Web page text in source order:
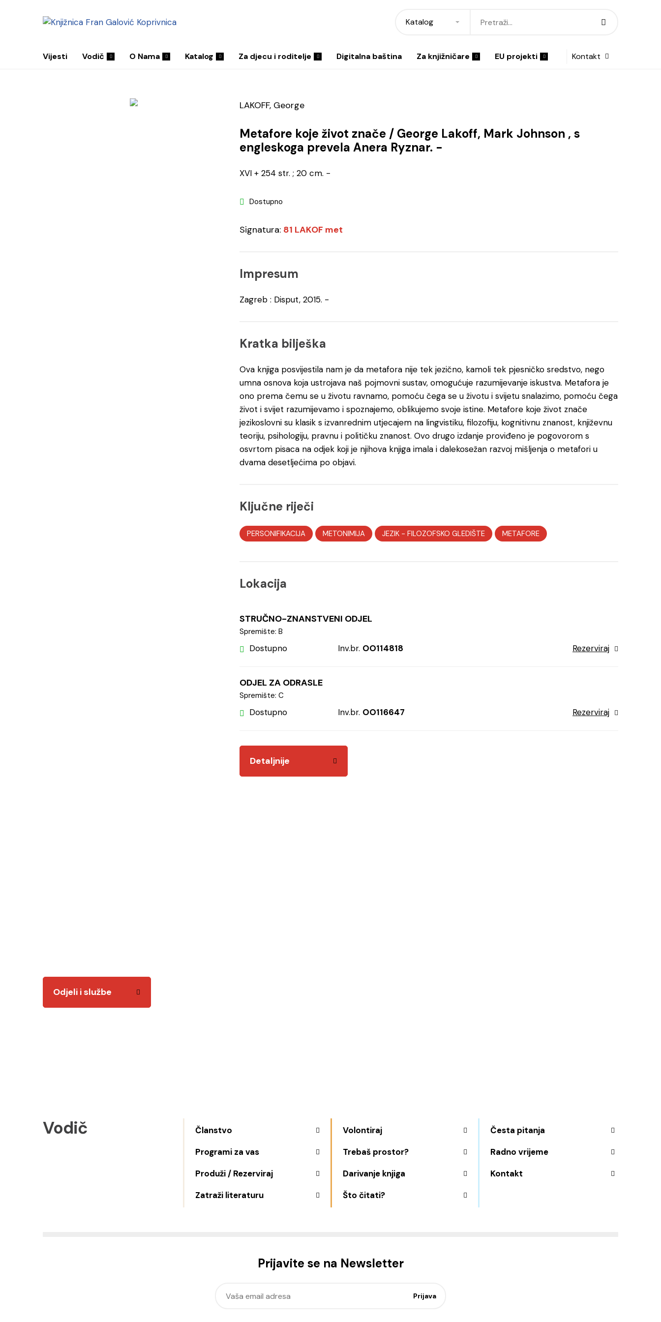
Katalog
Vijesti Vodič O Nama Katalog Za djecu i roditelje Digitalna baština Za knjižničare EU projekti Kontakt
LAKOFF, George
Metafore koje život znače / George Lakoff, Mark Johnson , s
engleskoga prevela Anera Ryznar. -
XVI + 254 str. ; 20 cm. -
Dostupno
Signatura: 81 LAKOF met
Impresum
Zagreb : Disput, 2015. -
Kratka bilješka
Ova knjiga posvijestila nam je da metafora nije tek jezično, kamoli tek pjesničko sredstvo, nego
umna osnova koja ustrojava naš pojmovni sustav, omogućuje razumijevanje iskustva. Metafora je
ono prema čemu se u životu ravnamo, pomoću čega se u životu i svijetu snalazimo, pomoću čega
život i svijet razumijevamo i spoznajemo, oblikujemo svoje istine. Metafore koje život znače
jezikoslovni su klasik s izvanrednim utjecajem na lingvistiku, filozofiju, kognitivnu znanost, književnu
teoriju, psihologiju, pravnu i političku znanost. Ovo drugo izdanje proviđeno je pogovorom s
osvrtom pisaca na odjek koji je njihova knjiga imala i dalekosežan razvoj mišljenja o metafori u
dvama desetljećima po objavi.
Ključne riječi
PERSONIFIKACIJA METONIMIJA JEZIK - FILOZOFSKO GLEDIŠTE METAFORE
Lokacija
STRUČNO-ZNANSTVENI ODJEL
Spremište: B
Dostupno Inv.br. OO114818 Rezerviraj
ODJEL ZA ODRASLE
Spremište: C
Dostupno Inv.br. OO116647 Rezerviraj
Detaljnije
Odjeli i službe
Vodič
Članstvo
Programi za vas
Produži / Rezerviraj
Zatraži literaturu
Volontiraj
Trebaš prostor?
Darivanje knjiga
Što čitati?
Česta pitanja
Radno vrijeme
Kontakt
Prijavite se na Newsletter